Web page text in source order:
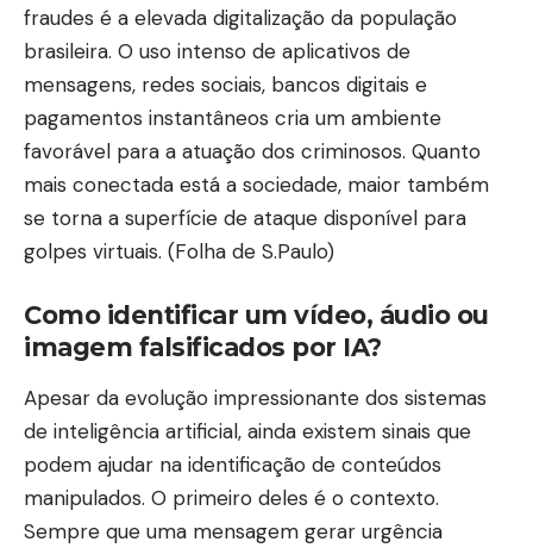
fraudes é a elevada digitalização da população
brasileira. O uso intenso de aplicativos de
mensagens, redes sociais, bancos digitais e
pagamentos instantâneos cria um ambiente
favorável para a atuação dos criminosos. Quanto
mais conectada está a sociedade, maior também
se torna a superfície de ataque disponível para
golpes virtuais. (Folha de S.Paulo)
Como identificar um vídeo, áudio ou
imagem falsificados por IA?
Apesar da evolução impressionante dos sistemas
de inteligência artificial, ainda existem sinais que
podem ajudar na identificação de conteúdos
manipulados. O primeiro deles é o contexto.
Sempre que uma mensagem gerar urgência